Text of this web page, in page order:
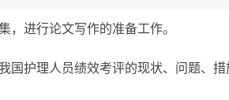
，进行论文写作的准备工作。
国护理人员绩效考评的现状、问题、措